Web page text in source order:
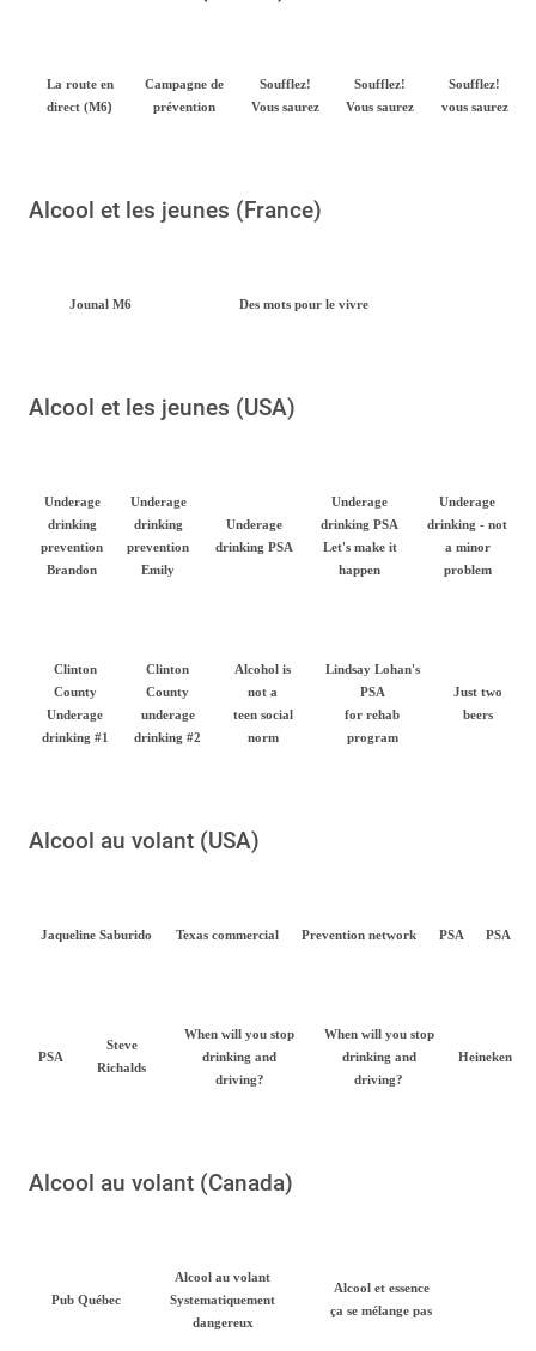
La route en
direct (M6)
Campagne de
prévention
Soufflez!
Vous saurez
Soufflez!
Vous saurez
Soufflez!
vous saurez
Alcool et les jeunes (France)
Jounal M6 Des mots pour le vivre
Alcool et les jeunes (USA)
Underage
drinking
prevention
Brandon
Underage
drinking
prevention
Emily
Underage
drinking PSA
Underage
drinking PSA
Let's make it
happen
Underage
drinking - not
a minor
problem
Clinton
County
Underage
drinking #1
Clinton
County
underage
drinking #2
Alcohol is
not a
teen social
norm
Lindsay Lohan's
PSA
for rehab
program
Just two
beers
Alcool au volant (USA)
Jaqueline Saburido Texas commercial Prevention network PSA PSA
PSA
Steve
Richalds
When will you stop
drinking and
driving?
When will you stop
drinking and
driving?
Heineken
Alcool au volant (Canada)
Pub Québec
Alcool au volant
Systematiquement
dangereux
Alcool et essence
ça se mélange pas